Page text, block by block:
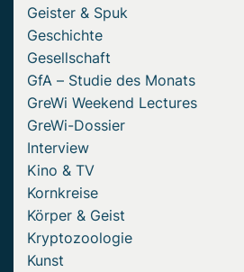
Geister & Spuk
Geschichte
Gesellschaft
GfA – Studie des Monats
GreWi Weekend Lectures
GreWi-Dossier
Interview
Kino & TV
Kornkreise
Körper & Geist
Kryptozoologie
Kunst